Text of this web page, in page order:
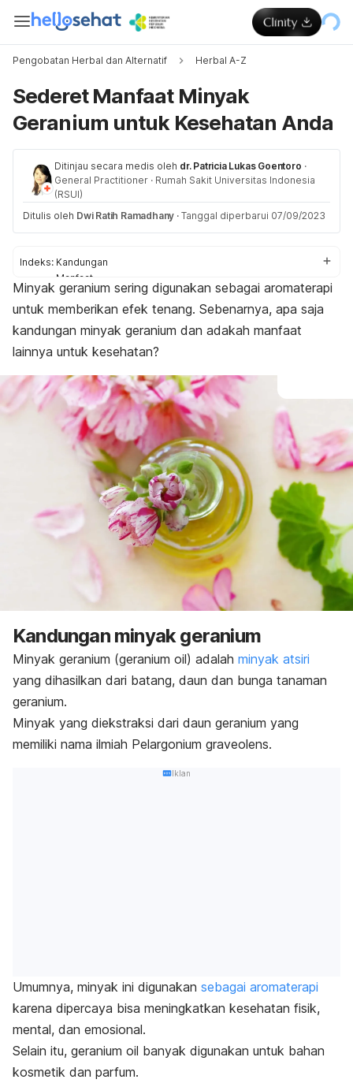
Pengobatan Herbal dan Alternatif Herbal A-Z
Sederet Manfaat Minyak
Geranium untuk Kesehatan Anda
Ditinjau secara medis oleh dr. Patricia Lukas Goentoro ·
General Practitioner · Rumah Sakit Universitas Indonesia
(RSUI)
Ditulis oleh Dwi Ratih Ramadhany · Tanggal diperbarui 07/09/2023
Indeks: Kandungan
Manfaat
Cara pakai
Efek samping
Minyak geranium sering digunakan sebagai aromaterapi
untuk memberikan efek tenang. Sebenarnya, apa saja
kandungan minyak geranium dan adakah manfaat
lainnya untuk kesehatan?
Kandungan minyak geranium
Minyak geranium (geranium oil) adalah minyak atsiri
yang dihasilkan dari batang, daun dan bunga tanaman
geranium.
Minyak yang diekstraksi dari daun geranium yang
memiliki nama ilmiah Pelargonium graveolens.
Iklan
Umumnya, minyak ini digunakan sebagai aromaterapi
karena dipercaya bisa meningkatkan kesehatan fisik,
mental, dan emosional.
Selain itu, geranium oil banyak digunakan untuk bahan
kosmetik dan parfum.